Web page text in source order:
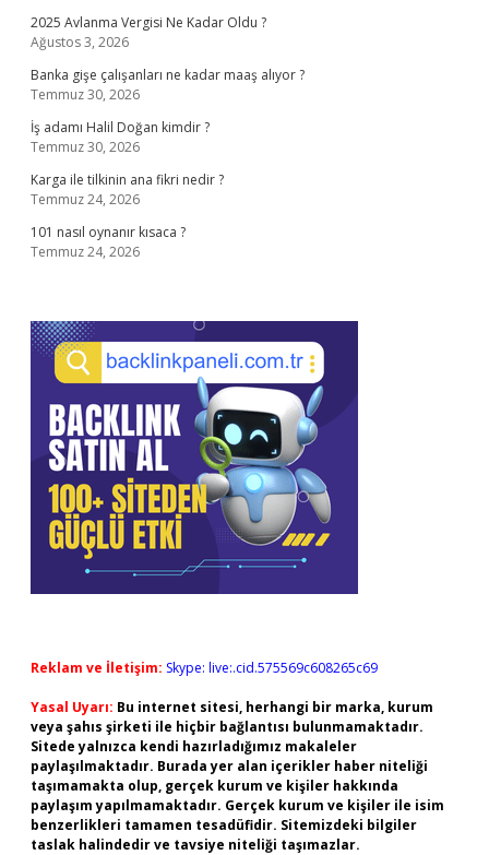
2025 Avlanma Vergisi Ne Kadar Oldu ?
Ağustos 3, 2026
Banka gişe çalışanları ne kadar maaş alıyor ?
Temmuz 30, 2026
İş adamı Halil Doğan kimdir ?
Temmuz 30, 2026
Karga ile tilkinin ana fikri nedir ?
Temmuz 24, 2026
101 nasıl oynanır kısaca ?
Temmuz 24, 2026
Reklam ve İletişim: Skype: live:.cid.575569c608265c69
Yasal Uyarı: Bu internet sitesi, herhangi bir marka, kurum
veya şahıs şirketi ile hiçbir bağlantısı bulunmamaktadır.
Sitede yalnızca kendi hazırladığımız makaleler
paylaşılmaktadır. Burada yer alan içerikler haber niteliği
taşımamakta olup, gerçek kurum ve kişiler hakkında
paylaşım yapılmamaktadır. Gerçek kurum ve kişiler ile isim
benzerlikleri tamamen tesadüfidir. Sitemizdeki bilgiler
taslak halindedir ve tavsiye niteliği taşımazlar.